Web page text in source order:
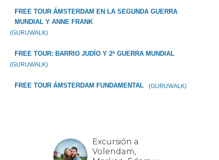
FREE TOUR ÁMSTERDAM EN LA SEGUNDA GUERRA
MUNDIAL Y ANNE FRANK
(GURUWALK)
FREE TOUR: BARRIO JUDÍO Y 2ª GUERRA MUNDIAL
(GURUWALK)
FREE TOUR ÁMSTERDAM FUNDAMENTAL (GURUWALK)